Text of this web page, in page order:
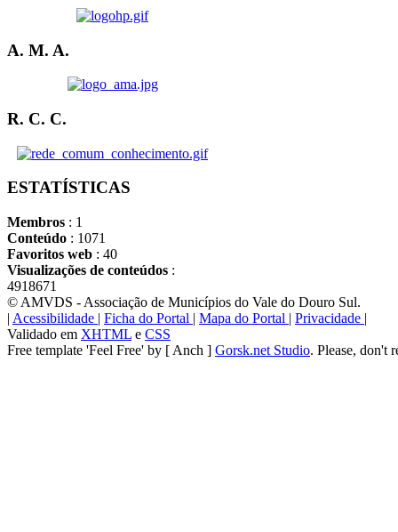
A. M. A.
R. C. C.
ESTATÍSTICAS
Membros : 1
Conteúdo : 1071
Favoritos web : 40
Visualizações de conteúdos :
4918671
© AMVDS - Associação de Municípios do Vale do Douro Sul.
| Acessibilidade | Ficha do Portal | Mapa do Portal | Privacidade |
Validado em XHTML e CSS
Free template 'Feel Free' by [ Anch ] Gorsk.net Studio. Please, don't